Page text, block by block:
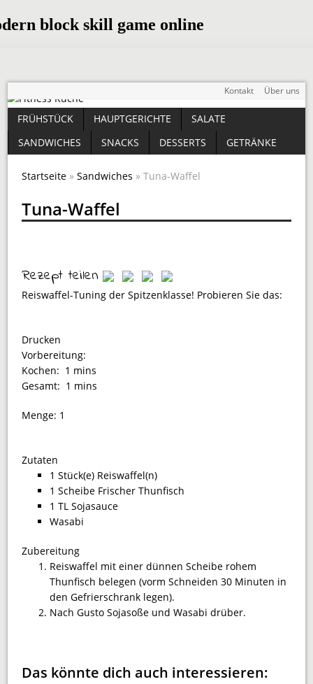
Kontakt Über uns
FRÜHSTÜCK HAUPTGERICHTE
SALATE
SANDWICHES
SNACKS DESSERTS GETRÄNKE
Startseite »Sandwiches » Tuna-Waffel
Tuna-Waffel
Rezept teilen
Reiswaffel-Tuning der Spitzenklasse! Probieren Sie das:
Drucken
Vorbereitung:
Kochen: 1 mins
Gesamt: 1 mins
Menge: 1
Zutaten
1 Stück(e) Reiswaffel(n)
1 Scheibe Frischer Thunfisch
1 TL Sojasauce
Wasabi
Zubereitung
Reiswaffel mit einer dünnen Scheibe rohem
Thunfisch belegen (vorm Schneiden 30 Minuten in
den Gefrierschrank legen).
Nach Gusto Sojasoße und Wasabi drüber.
Das könnte dich auch interessieren: